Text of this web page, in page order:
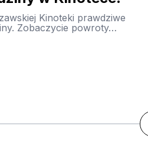
Kinoteki prawdziwe
Zobaczycie powroty…